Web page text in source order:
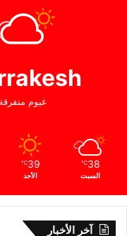
غيوم متفرقة
38
℃
السبت
39
℃
الأحد
آخر الأخبار